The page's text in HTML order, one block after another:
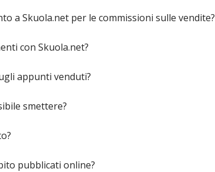
a Skuola.net per le commissioni sulle vendite?
con Skuola.net?
appunti venduti?
smettere?
pubblicati online?